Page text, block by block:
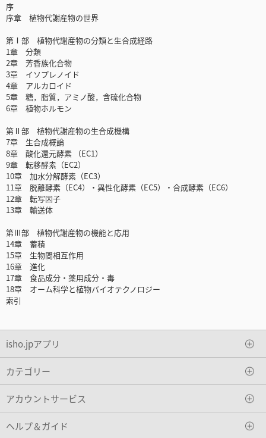
序
序章 植物代謝産物の世界
第Ⅰ部 植物代謝産物の分類と生合成経路
1章 分類
2章 芳香族化合物
3章 イソプレノイド
4章 アルカロイド
5章 糖，脂質，アミノ酸，含硫化合物
6章 植物ホルモン
第Ⅱ部 植物代謝産物の生合成機構
7章 生合成概論
8章 酸化還元酵素 （EC1）
9章 転移酵素（EC2）
10章 加水分解酵素（EC3）
11章 脱離酵素（EC4）・異性化酵素（EC5）・合成酵素（EC6）
12章 転写因子
13章 輸送体
第Ⅲ部 植物代謝産物の機能と応用
14章 蓄積
15章 生物間相互作用
16章 進化
17章 食品成分・薬用成分・毒
18章 オーム科学と植物バイオテクノロジー
索引
isho.jpアプリ
カテゴリー
アカウントサービス
ヘルプ＆ガイド